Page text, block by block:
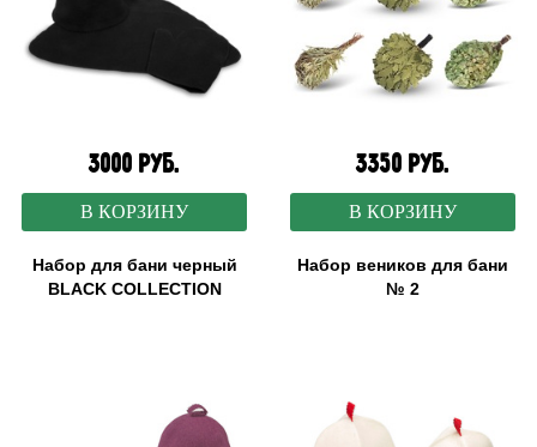
3000 руб.
В КОРЗИНУ
Набор для бани черный
BLACK COLLECTION
3350 руб.
В КОРЗИНУ
Набор веников для бани
№ 2